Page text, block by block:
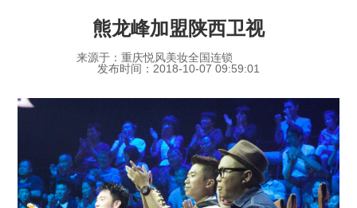
熊龙峰加盟陕西卫视
来源于：重庆悦风美妆全国连锁
发布时间：2018-10-07 09:59:01